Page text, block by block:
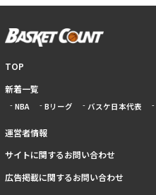
TOP
新着一覧
NBA Bリーグ バスケ日本代表
運営者情報
サイトに関するお問い合わせ
広告掲載に関するお問い合わせ